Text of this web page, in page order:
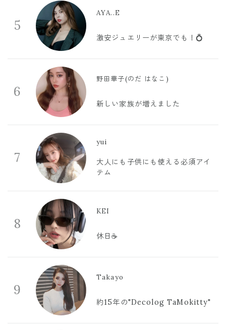
5
AYA..E
激安ジュエリーが東京でも！💍
6
野田華子(のだ はなこ)
新しい家族が増えました
7
yui
大人にも子供にも使える必須アイ
テム
8
KEI
休日☕️
9
Takayo
約15年の"Decolog TaMokitty"